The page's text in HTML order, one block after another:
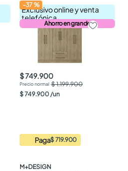
Exclusivo online y venta
telefónica
Ahorro en grande
-37%
$ 749.900
$ 1.199.900
$749.900 /un
Paga$ 719.900
M+DESIGN